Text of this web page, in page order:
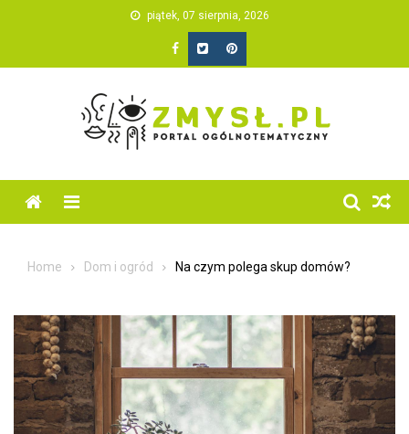
piątek, 07 sierpnia, 2026
Home Dom i ogród Na czym polega skup domów?